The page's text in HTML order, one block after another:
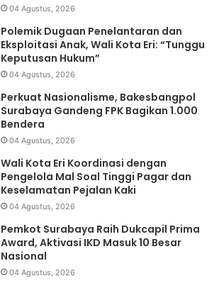
04 Agustus, 2026
Polemik Dugaan Penelantaran dan
Eksploitasi Anak, Wali Kota Eri: “Tunggu
Keputusan Hukum”
04 Agustus, 2026
Perkuat Nasionalisme, Bakesbangpol
Surabaya Gandeng FPK Bagikan 1.000
Bendera
04 Agustus, 2026
Wali Kota Eri Koordinasi dengan
Pengelola Mal Soal Tinggi Pagar dan
Keselamatan Pejalan Kaki
04 Agustus, 2026
Pemkot Surabaya Raih Dukcapil Prima
Award, Aktivasi IKD Masuk 10 Besar
Nasional
04 Agustus, 2026